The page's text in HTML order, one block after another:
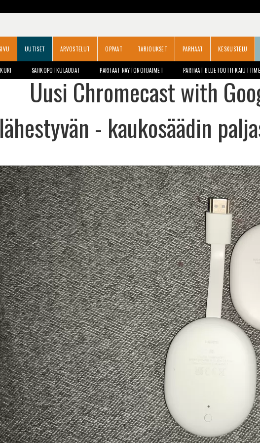
UUTISET ARVOSTELUT OPPAAT TARJOUKSET PARHAAT KESKUSTELU
SÄHKÖPOTKULAUDAT PARHAAT NÄYTÖNOHJAIMET PARHAAT BLUETOOTH-
Uusi Chromecast with
lähestyvän - kaukosäädin